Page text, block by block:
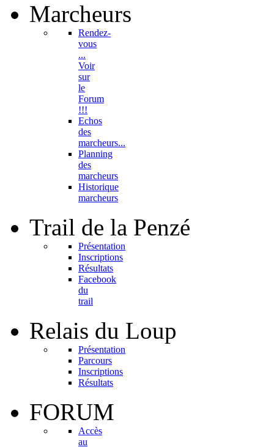
Marcheurs
Rendez-
vous
...
Voir
sur
le
Forum
!!!
Echos
des
marcheurs...
Planning
des
marcheurs
Historique
marcheurs
Trail de la Penzé
Présentation
Inscriptions
Résultats
Facebook
du
trail
Relais du Loup
Présentation
Parcours
Inscriptions
Résultats
FORUM
Accès
au